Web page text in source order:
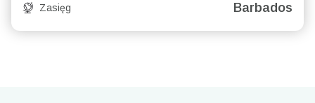
Zasięg Barbados